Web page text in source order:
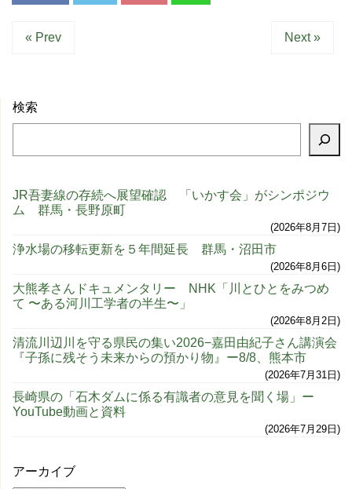
« Prev Next »
検索
JR吾妻線の存続へ展望確認 「いかす会」がシンポジウ
ム 群馬・長野原町
2026年8月7日
浄水場の移転更新を５年間延長 群馬・沼田市
2026年8月6日
大熊孝さんドキュメンタリー NHK「川とひとをみつめ
て 〜ある河川工学者の半生〜」
2026年8月2日
清流川辺川を守る県民の集い2026−嘉田由紀子さん講演会
『子孫に残そう未来からの預かり物』ー8/8、熊本市
2026年7月31日
長崎県の「石木ダムに係る有識者の意見を聞く場」ー
YouTube動画と資料
2026年7月29日
アーカイブ